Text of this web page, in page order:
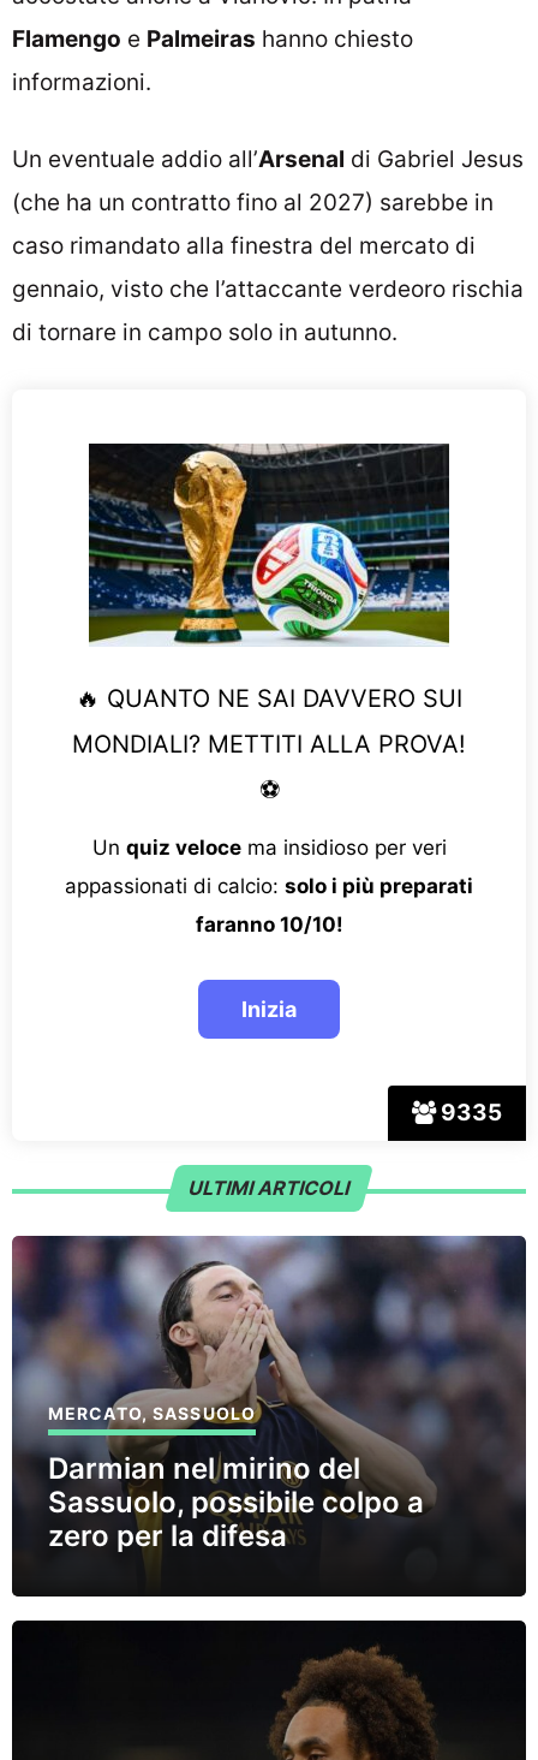
Flamengo e Palmeiras hanno chiesto
informazioni.
Un eventuale addio all’Arsenal di Gabriel Jesus
(che ha un contratto fino al 2027) sarebbe in
caso rimandato alla finestra del mercato di
gennaio, visto che l’attaccante verdeoro rischia
di tornare in campo solo in autunno.
9335
🔥 QUANTO NE SAI DAVVERO SUI
MONDIALI? METTITI ALLA PROVA!
⚽
Un quiz velocema insidioso per veri
appassionati di calcio: solo i più preparati
faranno 10/10!
ULTIMI ARTICOLI
MERCATO,SASSUOLO
Darmian nel mirino del
Sassuolo, possibile colpo a
zero per la difesa